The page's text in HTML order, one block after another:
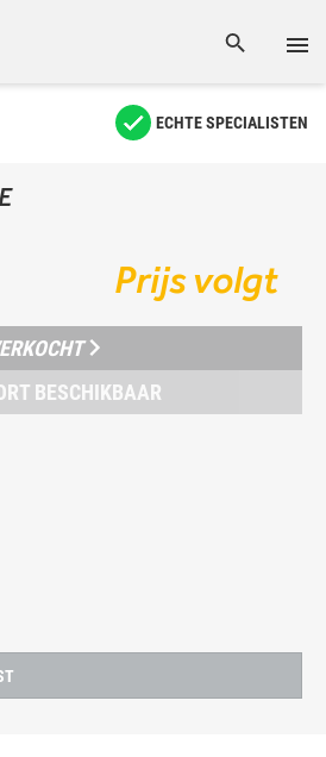
ECHTE SPECIALISTEN
Prijs volgt
BESCHIKBAAR